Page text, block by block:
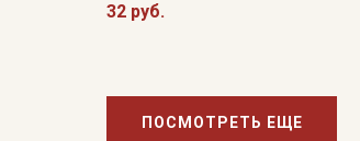
32 руб.
ПОСМОТРЕТЬ ЕЩЕ